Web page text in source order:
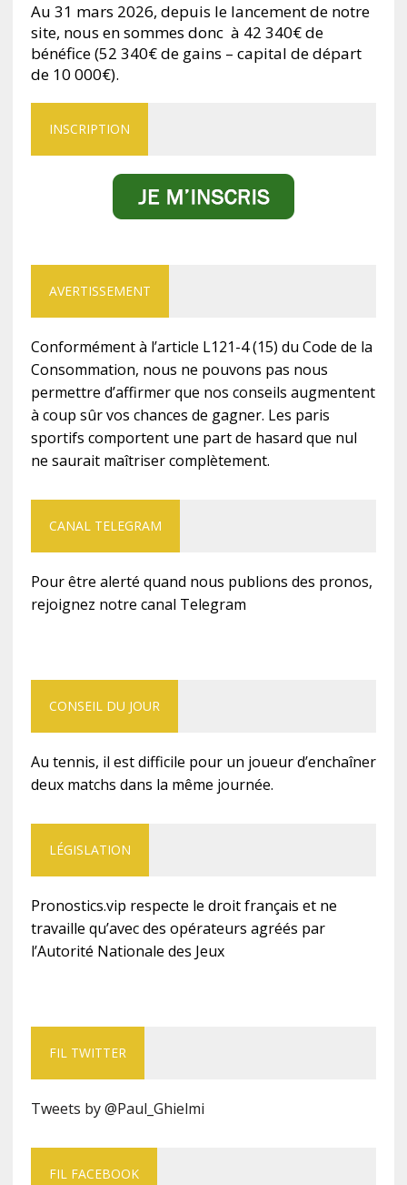
Au 31 mars 2026, depuis le lancement de notre
site, nous en sommes donc à 42 340€ de
bénéfice (52 340€ de gains – capital de départ
de 10 000€).
INSCRIPTION
AVERTISSEMENT
Conformément à l’article L121-4 (15) du Code de la
Consommation, nous ne pouvons pas nous
permettre d’affirmer que nos conseils augmentent
à coup sûr vos chances de gagner. Les paris
sportifs comportent une part de hasard que nul
ne saurait maîtriser complètement.
CANAL TELEGRAM
Pour être alerté quand nous publions des pronos,
rejoignez notre canal Telegram
CONSEIL DU JOUR
Au tennis, il est difficile pour un joueur d’enchaîner
deux matchs dans la même journée.
LÉGISLATION
Pronostics.vip respecte le droit français et ne
travaille qu’avec des opérateurs agréés par
l’Autorité Nationale des Jeux
FIL TWITTER
Tweets by @Paul_Ghielmi
FIL FACEBOOK